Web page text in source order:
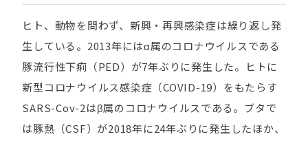
ヒト、動物を問わず、新興・再興感染症は繰り返し発
生している。2013年にはα属のコロナウイルスである
豚流行性下痢（PED）が7年ぶりに発生した。ヒトに
新型コロナウイルス感染症（COVID-19）をもたらす
SARS-Cov-2はβ属のコロナウイルスである。ブタで
は豚熱（CSF）が2018年に24年ぶりに発生したほか、